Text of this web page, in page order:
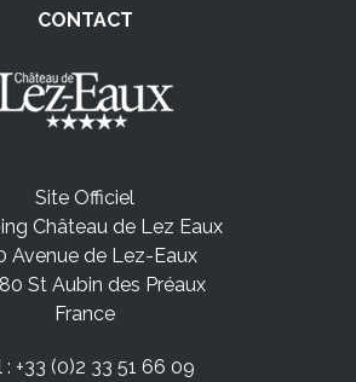
CONTACT
Site Officiel
Château de Lez Eaux
Avenue de Lez-Eaux
St Aubin des Préaux
France
: +33 (0)2 33 51 66 09